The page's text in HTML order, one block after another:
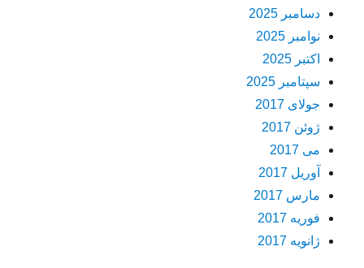
دسامبر 2025
نوامبر 2025
اکتبر 2025
سپتامبر 2025
جولای 2017
ژوئن 2017
می 2017
آوریل 2017
مارس 2017
فوریه 2017
ژانویه 2017